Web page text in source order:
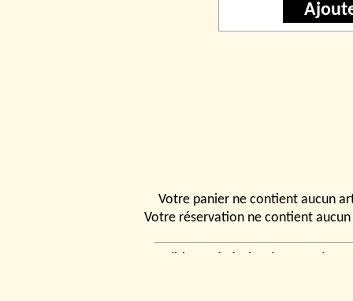
Votre panier ne contient aucun
Votre réservation ne contient